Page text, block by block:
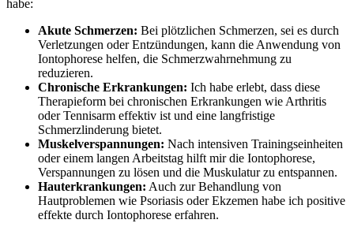
habe:
Akute Schmerzen: Bei plötzlichen Schmerzen,⁣ sei⁣ es durch
Verletzungen oder Entzündungen, kann die Anwendung von
Iontophorese helfen, die Schmerzwahrnehmung zu
reduzieren.
Chronische Erkrankungen: Ich habe erlebt, dass diese
Therapieform bei chronischen‍ Erkrankungen wie Arthritis
⁤oder Tennisarm effektiv ist und eine langfristige
Schmerzlinderung bietet.
Muskelverspannungen: Nach intensiven Trainingseinheiten
oder einem langen Arbeitstag hilft ​mir die Iontophorese,
Verspannungen zu lösen und die Muskulatur zu entspannen.
Hauterkrankungen: Auch zur Behandlung von
Hautproblemen‌ wie Psoriasis oder Ekzemen⁢ habe ich positive
effekte durch Iontophorese erfahren.